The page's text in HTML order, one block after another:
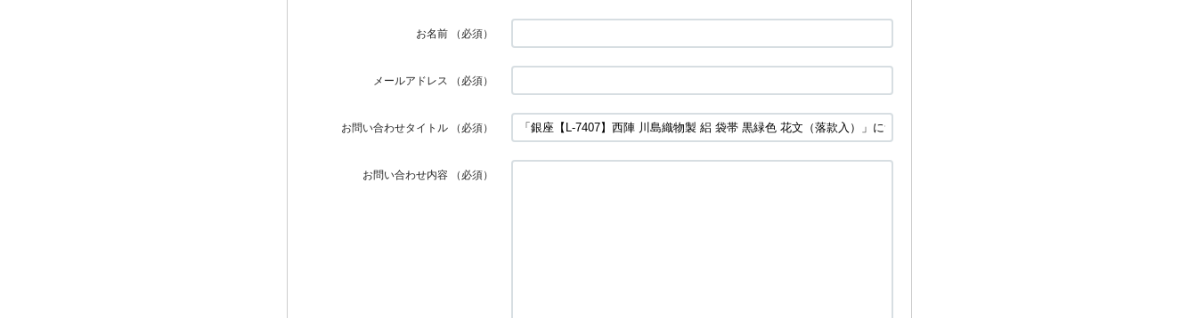
お名前 （必須）
メールアドレス （必須）
お問い合わせタイトル （必須）
お問い合わせ内容 （必須）